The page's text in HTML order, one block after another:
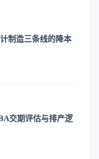
制造三条线的降本
交期评估与排产逻